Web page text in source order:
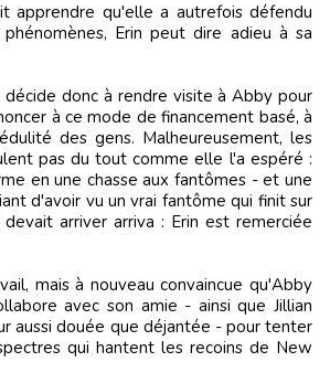
apprendre qu'elle a autrefois défendu
Erin peut dire adieu à sa
donc à rendre visite à Abby pour
à ce mode de financement basé, à
des gens. Malheureusement, les
pas du tout comme elle l'a espéré :
en une chasse aux fantômes - et une
d'avoir vu un vrai fantôme qui finit sur
arriver arriva : Erin est remerciée
mais à nouveau convaincue qu'Abby
avec son amie - ainsi que Jillian
aussi douée que déjantée - pour tenter
qui hantent les recoins de New